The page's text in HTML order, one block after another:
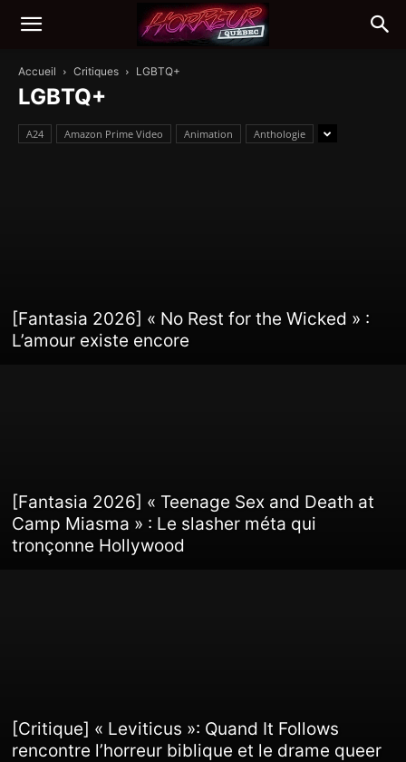
Accueil Critiques LGBTQ+
LGBTQ+
A24 Amazon Prime Video Animation Anthologie
[Fantasia 2026] « No Rest for the Wicked » :
L’amour existe encore
[Fantasia 2026] « Teenage Sex and Death at
Camp Miasma » : Le slasher méta qui
tronçonne Hollywood
[Critique] « Leviticus »: Quand It Follows
rencontre l’horreur biblique et le drame queer